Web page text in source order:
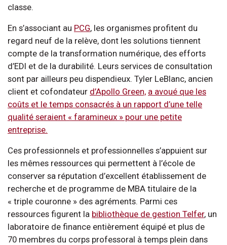
classe.
En s’associant au PCG, les organismes profitent du
regard neuf de la relève, dont les solutions tiennent
compte de la transformation numérique, des efforts
d’EDI et de la durabilité. Leurs services de consultation
sont par ailleurs peu dispendieux. Tyler LeBlanc, ancien
client et cofondateur d’Apollo Green, a avoué que les
coûts et le temps consacrés à un rapport d’une telle
qualité seraient « faramineux » pour une petite
entreprise.
Ces professionnels et professionnelles s’appuient sur
les mêmes ressources qui permettent à l’école de
conserver sa réputation d’excellent établissement de
recherche et de programme de MBA titulaire de la
« triple couronne » des agréments. Parmi ces
ressources figurent la bibliothèque de gestion Telfer, un
laboratoire de finance entièrement équipé et plus de
70 membres du corps professoral à temps plein dans